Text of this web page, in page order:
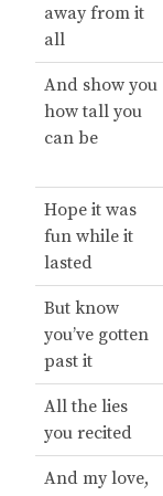
away from it
all
And show you
how tall you
can be
Hope it was
fun while it
lasted
But know
you’ve gotten
past it
All the lies
you recited
And my love,